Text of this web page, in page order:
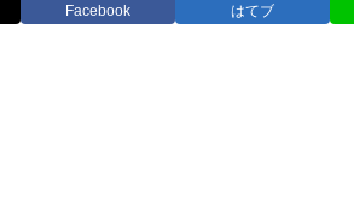
Facebook はてブ